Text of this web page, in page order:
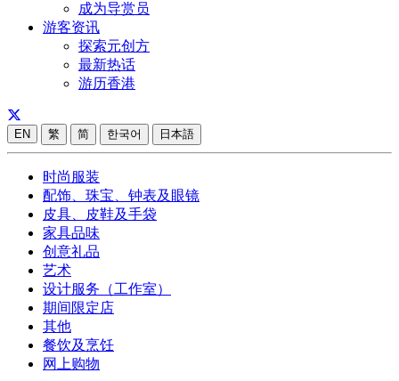
成为导赏员
游客资讯
探索元创方
最新热话
游历香港
EN 繁 简 한국어 日本語
时尚服装
配饰、珠宝、钟表及眼镜
皮具、皮鞋及手袋
家具品味
创意礼品
艺术
设计服务（工作室）
期间限定店
其他
餐饮及烹饪
网上购物